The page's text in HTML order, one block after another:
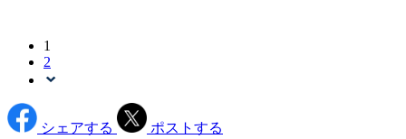
1
2
シェアする
ポストする